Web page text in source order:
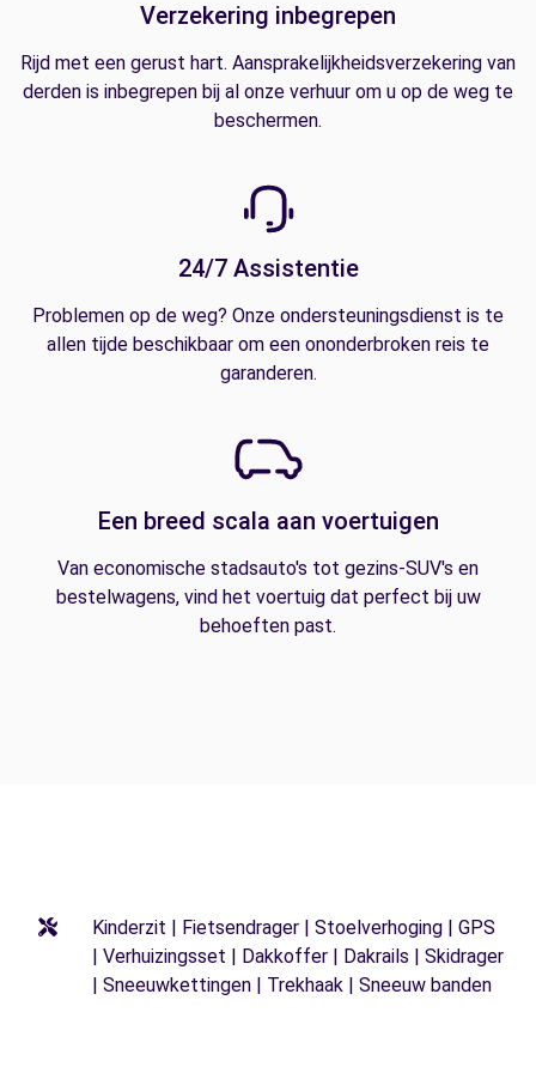
Verzekering inbegrepen
Rijd met een gerust hart. Aansprakelijkheidsverzekering van
derden is inbegrepen bij al onze verhuur om u op de weg te
beschermen.
24/7 Assistentie
Problemen op de weg? Onze ondersteuningsdienst is te
allen tijde beschikbaar om een ononderbroken reis te
garanderen.
Een breed scala aan voertuigen
Van economische stadsauto's tot gezins-SUV's en
bestelwagens, vind het voertuig dat perfect bij uw
behoeften past.
Kinderzit | Fietsendrager | Stoelverhoging | GPS
| Verhuizingsset | Dakkoffer | Dakrails | Skidrager
| Sneeuwkettingen | Trekhaak | Sneeuw banden